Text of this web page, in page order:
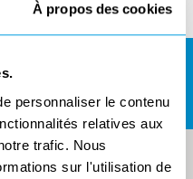
À propos des cookies
personnaliser le contenu
relatives aux
trafic. Nous
sur l'utilisation de